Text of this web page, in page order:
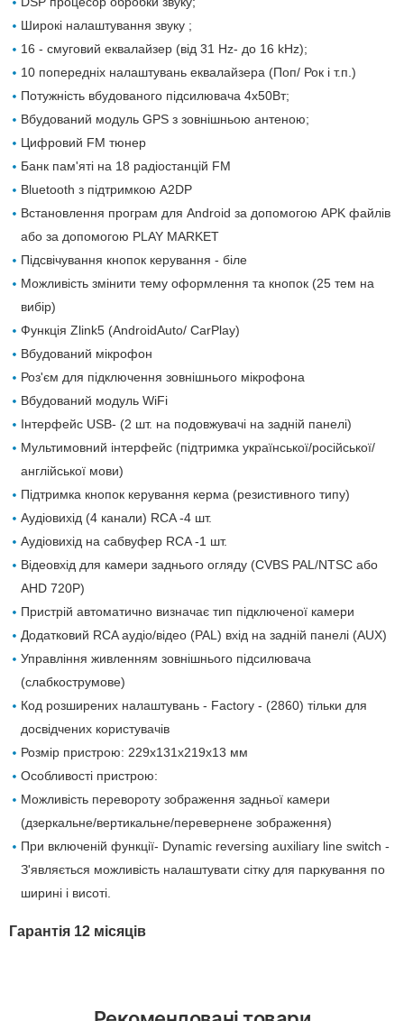
Широкі налаштування звуку ;
16 - смуговий еквалайзер (від 31 Hz- до 16 kHz);
10 попередніх налаштувань еквалайзера (Поп/ Рок і т.п.)
Потужність вбудованого підсилювача 4х50Вт;
Вбудований модуль GPS з зовнішньою антеною;
Цифровий FM тюнер
Банк пам'яті на 18 радіостанцій FM
Вluetooth з підтримкою A2DP
Встановлення програм для Android за допомогою APK файлів
або за допомогою PLAY MARKET
Підсвічування кнопок керування - біле
Можливість змінити тему оформлення та кнопок (25 тем на
вибір)
Функція Zlink5 (AndroidAuto/ CarPlay)
Вбудований мікрофон
Роз'єм для підключення зовнішнього мікрофона
Вбудований модуль WiFi
Інтерфейс USB- (2 шт. на подовжувачі на задній панелі)
Мультимовний інтерфейс (підтримка української/російської/
англійської мови)
Підтримка кнопок керування керма (резистивного типу)
Аудіовихід (4 канали) RCA -4 шт.
Аудіовихід на сабвуфер RCA -1 шт.
Відеовхід для камери заднього огляду (CVBS PAL/NTSC або
AHD 720P)
Пристрій автоматично визначає тип підключеної камери
Додатковий RCA аудіо/відео (PAL) вхід на задній панелі (AUX)
Управління живленням зовнішнього підсилювача
(слабкострумове)
Код розширених налаштувань - Factory - (2860) тільки для
досвідчених користувачів
Розмір пристрою: 229х131х219х13 мм
Особливості пристрою:
Можливість перевороту зображення задньої камери
(дзеркальне/вертикальне/перевернене зображення)
При включеній функції- Dynamic reversing auxiliary line switch -
З'являється можливість налаштувати сітку для паркування по
ширині і висоті.
Гарантія 12 місяців